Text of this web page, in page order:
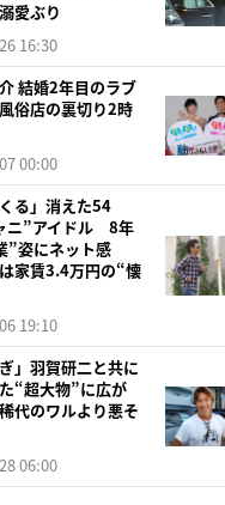
愛ぶり
16:30
結婚2年目のラブ
俗店の裏切り2時
00:00
くる」消えた54
ニ”アイドル 8年
”姿にネット感
家賃3.4万円の“懐
19:10
ぎ」羽賀研二と共に
“超大物”に広が
代のワルより悪そ
06:00